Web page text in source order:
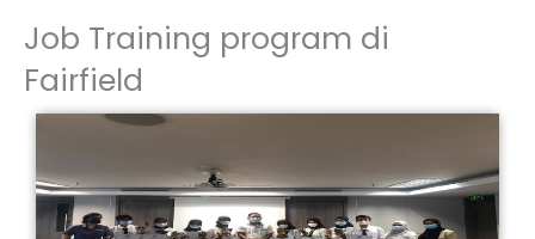
Job Training program di
Fairfield